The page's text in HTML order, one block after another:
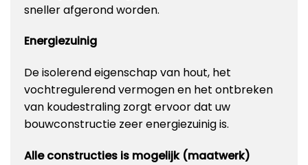
sneller afgerond worden.
Energiezuinig
De isolerend eigenschap van hout, het
vochtregulerend vermogen en het ontbreken
van koudestraling zorgt ervoor dat uw
bouwconstructie zeer energiezuinig is.
Alle constructies is mogelijk (maatwerk)